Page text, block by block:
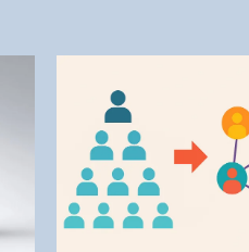
Andelfingen
Balsthal